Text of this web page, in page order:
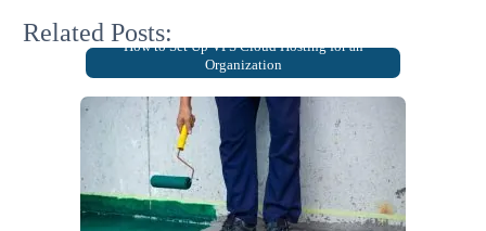
Related Posts:How to Set Up VPS Cloud Hosting for an
Organization